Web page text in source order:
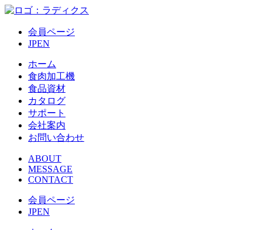
会員ページ
JPEN
ホーム
食肉加工機
食品資材
カタログ
サポート
会社案内
お問い合わせ
ABOUT
MESSAGE
CONTACT
会員ページ
JPEN